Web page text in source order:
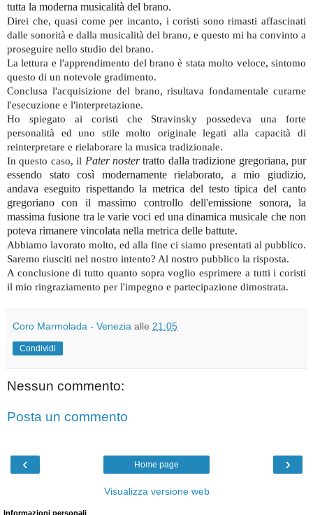
tutta la moderna musicalità del brano.
Direi che, quasi come per incanto, i coristi sono rimasti affascinati
dalle sonorità e dalla musicalità del brano, e questo mi ha convinto a
proseguire nello studio del brano.
La lettura e l'apprendimento del brano è stata molto veloce, sintomo
questo di un notevole gradimento.
Conclusa l'acquisizione del brano, risultava fondamentale curarne
l'esecuzione e l'interpretazione.
Ho spiegato ai coristi che Stravinsky possedeva una forte
personalità ed uno stile molto originale legati alla capacità di
reinterpretare e rielaborare la musica tradizionale.
In questo caso, il Pater nostertratto dalla tradizione gregoriana, pur
essendo stato così modernamente rielaborato, a mio giudizio,
andava eseguito rispettando la metrica del testo tipica del canto
gregoriano con il massimo controllo dell'emissione sonora, la
massima fusione tra le varie voci ed una dinamica musicale che non
poteva rimanere vincolata nella metrica delle battute.
Abbiamo lavorato molto, ed alla fine ci siamo presentati al pubblico.
Saremo riusciti nel nostro intento? Al nostro pubblico la risposta.
A conclusione di tutto quanto sopra voglio esprimere a tutti i coristi
il mio ringraziamento per l'impegno e partecipazione dimostrata.
Coro Marmolada - Venezia alle 21:05
Condividi
Nessun commento:
Posta un commento
‹ ›
Home page
Visualizza versione web
Informazioni personali